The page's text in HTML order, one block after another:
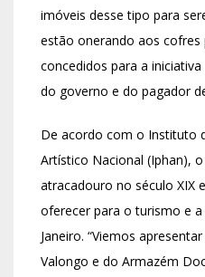
imóveis desse tipo para
estão onerando aos cofres
concedidos para a
do governo e do pagador
De acordo com o Instituto
Artístico Nacional (Iphan),
atracadouro no século XIX
oferecer para o turismo e
Janeiro. “Viemos
Valongo e do Armazém